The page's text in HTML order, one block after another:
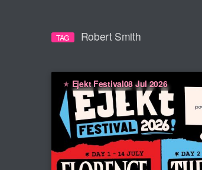
TAG Robert Smith
Ejekt Festival08 Jul 2026